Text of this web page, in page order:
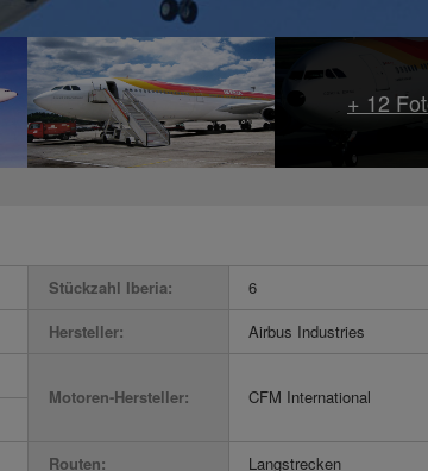
Stückzahl Iberia:
6
Hersteller:
Airbus Industries
Motoren-Hersteller:
CFM International
Routen: Langstrecken